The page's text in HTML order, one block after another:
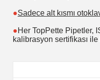
●Sadece alt kısmı
●Her TopPette Pipetler,
kalibrasyon sertifikası